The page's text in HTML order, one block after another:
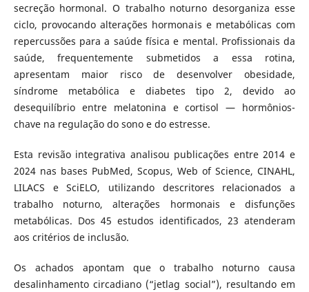
secreção hormonal. O trabalho noturno desorganiza esse
ciclo, provocando alterações hormonais e metabólicas com
repercussões para a saúde física e mental. Profissionais da
saúde, frequentemente submetidos a essa rotina,
apresentam maior risco de desenvolver obesidade,
síndrome metabólica e diabetes tipo 2, devido ao
desequilíbrio entre melatonina e cortisol — hormônios-
chave na regulação do sono e do estresse.
Esta revisão integrativa analisou publicações entre 2014 e
2024 nas bases PubMed, Scopus, Web of Science, CINAHL,
LILACS e SciELO, utilizando descritores relacionados a
trabalho noturno, alterações hormonais e disfunções
metabólicas. Dos 45 estudos identificados, 23 atenderam
aos critérios de inclusão.
Os achados apontam que o trabalho noturno causa
desalinhamento circadiano (“jetlag social”), resultando em